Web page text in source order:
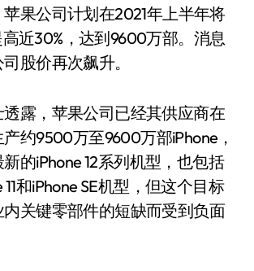
果公司计划在2021年上半年将
近30%，达到9600万部。消息
股价再次飙升。
露，苹果公司已经其供应商在
约9500万至9600万部iPhone，
的iPhone 12系列机型，也包括
和iPhone SE机型，但这个目标
关键零部件的短缺而受到负面